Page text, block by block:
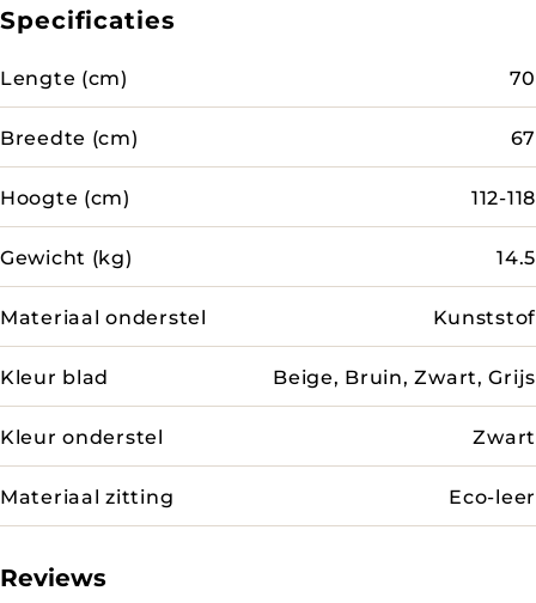
Specificaties
Lengte (cm) 70
Breedte (cm) 67
Hoogte (cm) 112-118
Gewicht (kg) 14.5
Materiaal onderstel Kunststof
Kleur blad Beige, Bruin, Zwart, Grijs
Kleur onderstel Zwart
Materiaal zitting Eco-leer
Reviews